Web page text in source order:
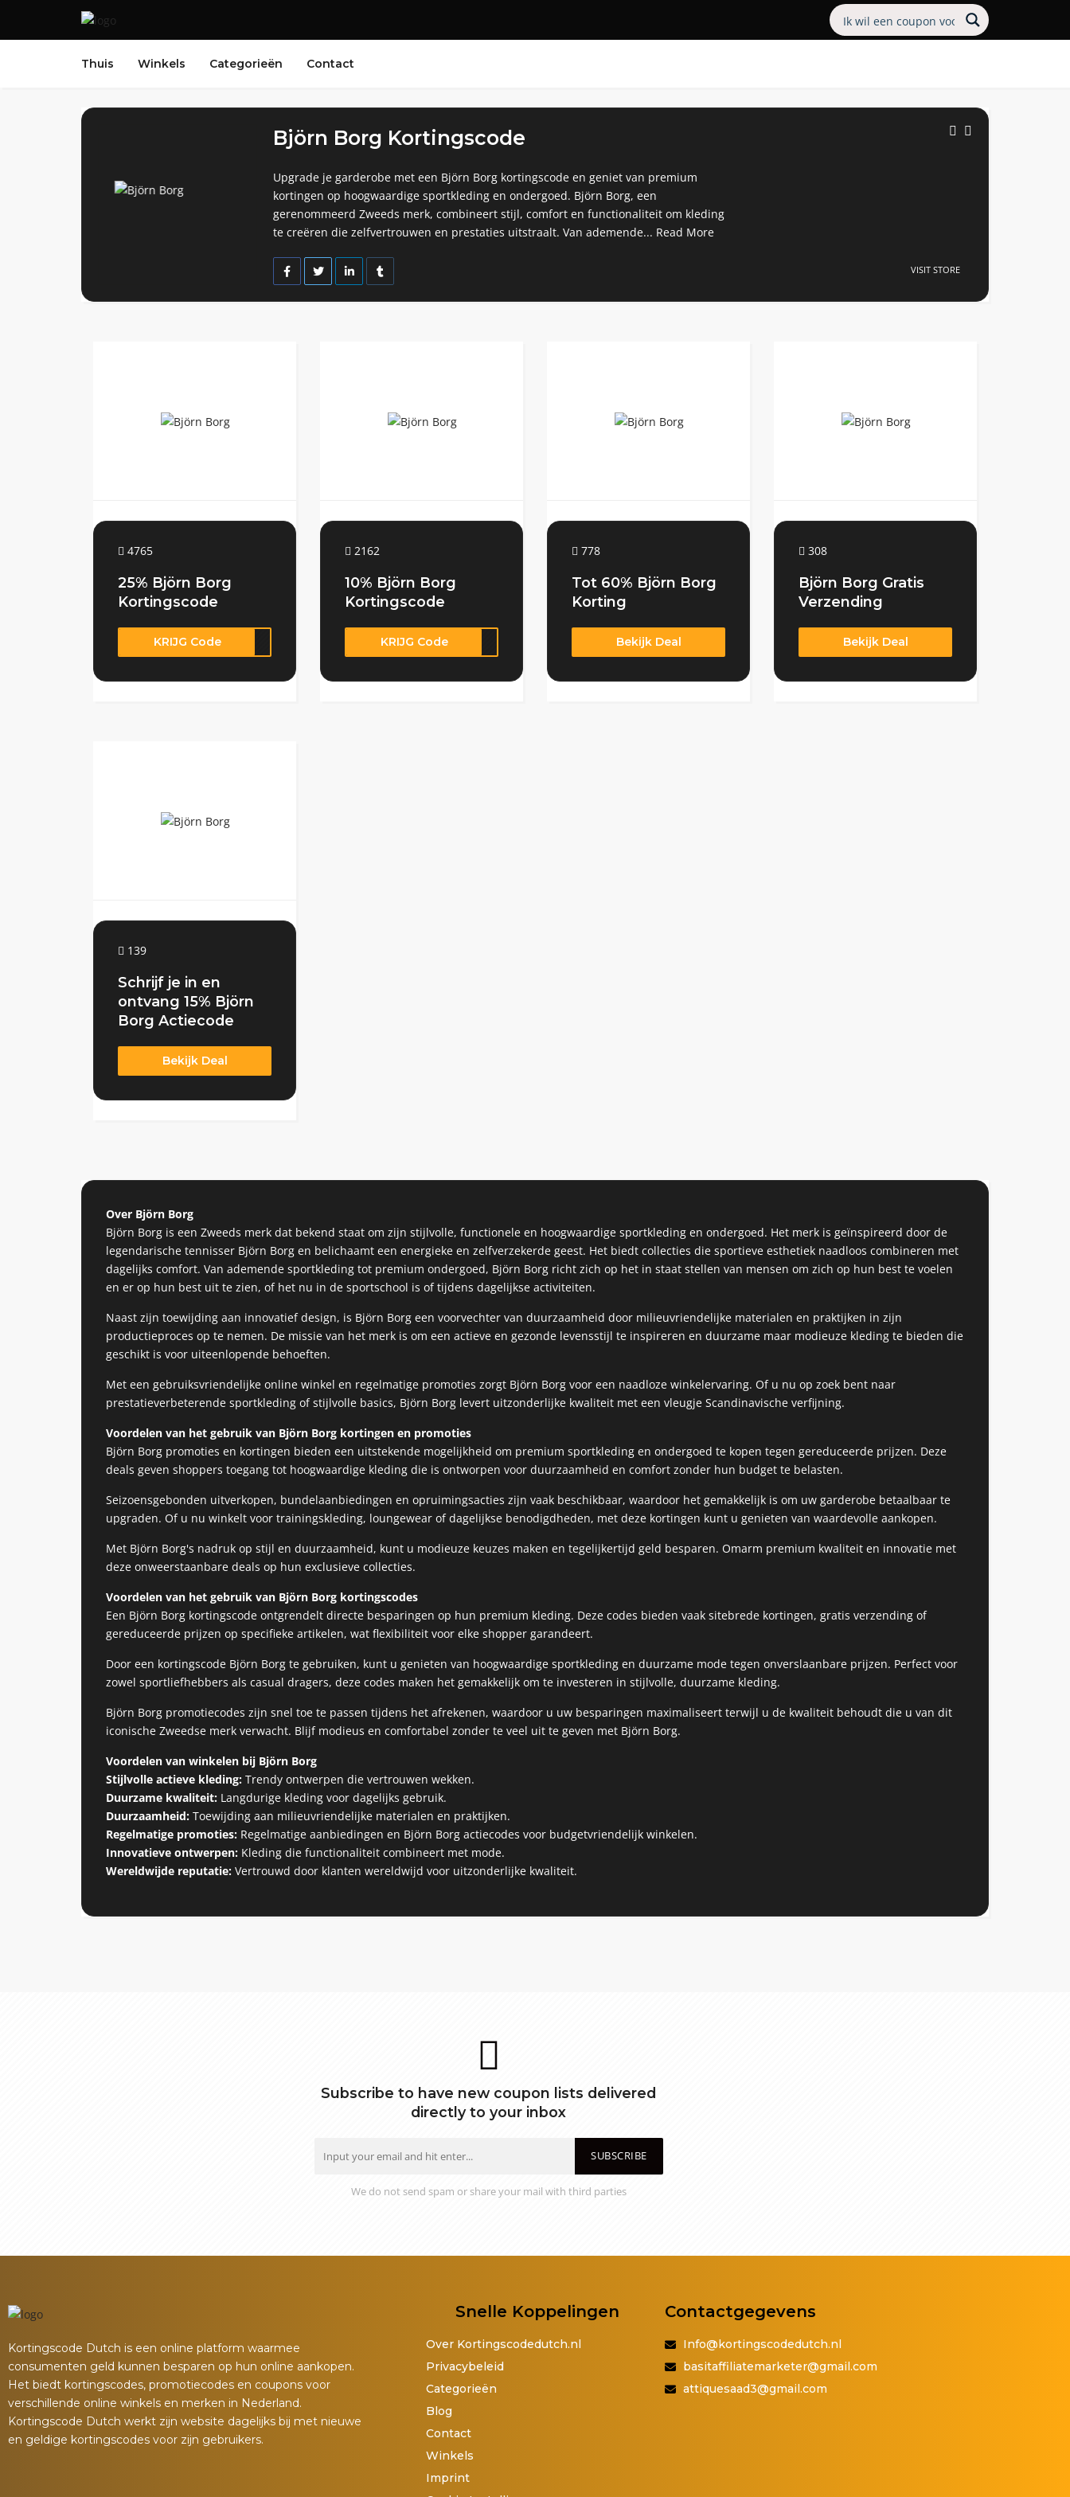
Thuis Winkels Categorieën Contact
Björn Borg Kortingscode
Upgrade je garderobe met een Björn Borg kortingscode en geniet van premium
kortingen op hoogwaardige sportkleding en ondergoed. Björn Borg, een
gerenommeerd Zweeds merk, combineert stijl, comfort en functionaliteit om kleding
te creëren die zelfvertrouwen en prestaties uitstraalt. Van ademende... Read More
VISIT STORE
4765
25% Björn Borg
Kortingscode
KRIJG Code
2162
10% Björn Borg
Kortingscode
KRIJG Codeme10
778
Tot 60% Björn Borg
Korting
Bekijk Deal
308
Björn Borg Gratis
Verzending
Bekijk Deal
139
Schrijf je in en
ontvang 15% Björn
Borg Actiecode
Bekijk Deal
Over Björn Borg
Björn Borg is een Zweeds merk dat bekend staat om zijn stijlvolle, functionele en hoogwaardige sportkleding en ondergoed. Het merk is geïnspireerd door de
legendarische tennisser Björn Borg en belichaamt een energieke en zelfverzekerde geest. Het biedt collecties die sportieve esthetiek naadloos combineren met
dagelijks comfort. Van ademende sportkleding tot premium ondergoed, Björn Borg richt zich op het in staat stellen van mensen om zich op hun best te voelen
en er op hun best uit te zien, of het nu in de sportschool is of tijdens dagelijkse activiteiten.
Naast zijn toewijding aan innovatief design, is Björn Borg een voorvechter van duurzaamheid door milieuvriendelijke materialen en praktijken in zijn
productieproces op te nemen. De missie van het merk is om een ​​actieve en gezonde levensstijl te inspireren en duurzame maar modieuze kleding te bieden die
geschikt is voor uiteenlopende behoeften.
Met een gebruiksvriendelijke online winkel en regelmatige promoties zorgt Björn Borg voor een naadloze winkelervaring. Of u nu op zoek bent naar
prestatieverbeterende sportkleding of stijlvolle basics, Björn Borg levert uitzonderlijke kwaliteit met een vleugje Scandinavische verfijning.
Voordelen van het gebruik van Björn Borg kortingen en promoties
Björn Borg promoties en kortingen bieden een uitstekende mogelijkheid om premium sportkleding en ondergoed te kopen tegen gereduceerde prijzen. Deze
deals geven shoppers toegang tot hoogwaardige kleding die is ontworpen voor duurzaamheid en comfort zonder hun budget te belasten.
Seizoensgebonden uitverkopen, bundelaanbiedingen en opruimingsacties zijn vaak beschikbaar, waardoor het gemakkelijk is om uw garderobe betaalbaar te
upgraden. Of u nu winkelt voor trainingskleding, loungewear of dagelijkse benodigdheden, met deze kortingen kunt u genieten van waardevolle aankopen.
Met Björn Borg's nadruk op stijl en duurzaamheid, kunt u modieuze keuzes maken en tegelijkertijd geld besparen. Omarm premium kwaliteit en innovatie met
deze onweerstaanbare deals op hun exclusieve collecties.
Voordelen van het gebruik van Björn Borg kortingscodes
Een Björn Borg kortingscode ontgrendelt directe besparingen op hun premium kleding. Deze codes bieden vaak sitebrede kortingen, gratis verzending of
gereduceerde prijzen op specifieke artikelen, wat flexibiliteit voor elke shopper garandeert.
Door een kortingscode Björn Borg te gebruiken, kunt u genieten van hoogwaardige sportkleding en duurzame mode tegen onverslaanbare prijzen. Perfect voor
zowel sportliefhebbers als casual dragers, deze codes maken het gemakkelijk om te investeren in stijlvolle, duurzame kleding.
Björn Borg promotiecodes zijn snel toe te passen tijdens het afrekenen, waardoor u uw besparingen maximaliseert terwijl u de kwaliteit behoudt die u van dit
iconische Zweedse merk verwacht. Blijf modieus en comfortabel zonder te veel uit te geven met Björn Borg.
Voordelen van winkelen bij Björn Borg
Stijlvolle actieve kleding: Trendy ontwerpen die vertrouwen wekken.
Duurzame kwaliteit: Langdurige kleding voor dagelijks gebruik.
Duurzaamheid: Toewijding aan milieuvriendelijke materialen en praktijken.
Regelmatige promoties: Regelmatige aanbiedingen en Björn Borg actiecodes voor budgetvriendelijk winkelen.
Innovatieve ontwerpen: Kleding die functionaliteit combineert met mode.
Wereldwijde reputatie: Vertrouwd door klanten wereldwijd voor uitzonderlijke kwaliteit.
Subscribe to have new coupon lists delivered
directly to your inbox
SUBSCRIBE
We do not send spam or share your mail with third parties
Kortingscode Dutch is een online platform waarmee
consumenten geld kunnen besparen op hun online aankopen.
Het biedt kortingscodes, promotiecodes en coupons voor
verschillende online winkels en merken in Nederland.
Kortingscode Dutch werkt zijn website dagelijks bij met nieuwe
en geldige kortingscodes voor zijn gebruikers.
Snelle Koppelingen
Over Kortingscodedutch.nl
Privacybeleid
Categorieën
Blog
Contact
Winkels
Imprint
Contactgegevens
Info@kortingscodedutch.nl
basitaffiliatemarketer@gmail.com
attiquesaad3@gmail.com